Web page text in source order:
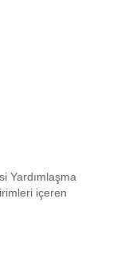
Yardımlaşma
içeren